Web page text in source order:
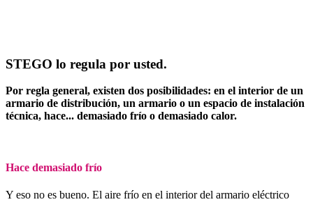
STEGO lo regula por usted.
Por regla general, existen dos posibilidades: en el interior de un
armario de distribución, un armario o un espacio de instalación
técnica, hace... demasiado frío o demasiado calor.
Hace demasiado frío
Y eso no es bueno. El aire frío en el interior del armario eléctrico